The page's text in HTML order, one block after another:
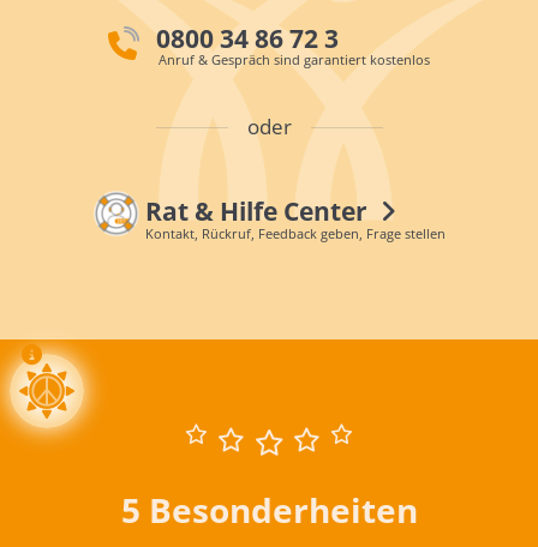
0800 34 86 72 3
Anruf & Gespräch sind garantiert kostenlos
oder
Rat & Hilfe Center
Kontakt, Rückruf, Feedback geben, Frage stellen
5 Besonderheiten